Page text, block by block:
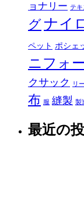
ョナリー テキ
グナイ
ペット ポシェ
ニフォ
クサック
リ
布 服 縫製 製
最近の